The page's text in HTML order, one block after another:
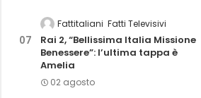
Fattitaliani Fatti Televisivi
Rai 2, “Bellissima Italia Missione
Benessere”: l’ultima tappa è
Amelia
02 agosto